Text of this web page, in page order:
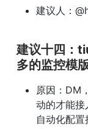
建议人：
建议十四：
多的监控模
原因：DM
动的才能
自动化配置